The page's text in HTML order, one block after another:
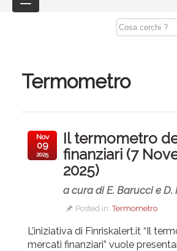
Termometro
Il termometro
finanziari (7
2025)
a cura di E. Barucci e D.
Posted in:Termometro
Nov
09
2025
L’iniziativa di Finriskalert.it “Il
mercati finanziari” vuole